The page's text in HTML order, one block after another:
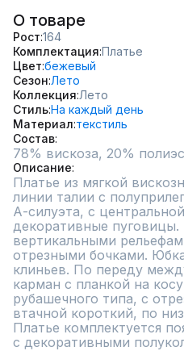
О товаре
Рост 164
Комплектация Платье
Цвет бежевый
Сезон Лето
Коллекция Лето
СтильНа каждый день
Материал текстиль
Состав
Описание
Платье из мягкой
линии талии с
А-силуэта, с
декоративные пуговицы.
вертикальными
отрезными бочками.
клиньев. По переду
карман с планкой на
рубашечного типа, с
втачной короткий, по
Платье комплектуется
с декоративными